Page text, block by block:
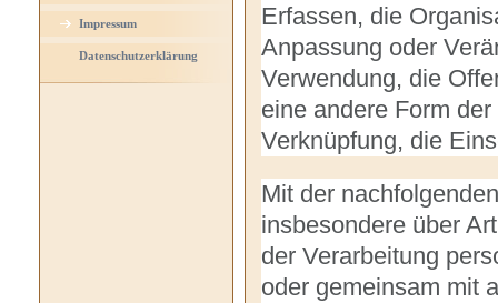
Impressum
Datenschutzerklärung
Erfassen, die
Anpassung oder
Verwendung, die
eine andere Form
Verknüpfung, die
Mit der
insbesondere über
der Verarbeitung
oder gemeinsam mit